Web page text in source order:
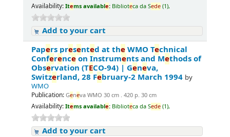
Availability: Items available: Biblioteca da Sede (1),
Add to your cart
Papers presented at theWMO Technical
Conferenceon Instruments and Methods of
Observation (TECO-94) | Geneva,
Switzerland, 28 February-2 March 1994 by
WMO
Publication: Geneva WMO 30 cm . 420 p. 30 cm
Availability: Items available: Biblioteca da Sede (1),
Add to your cart